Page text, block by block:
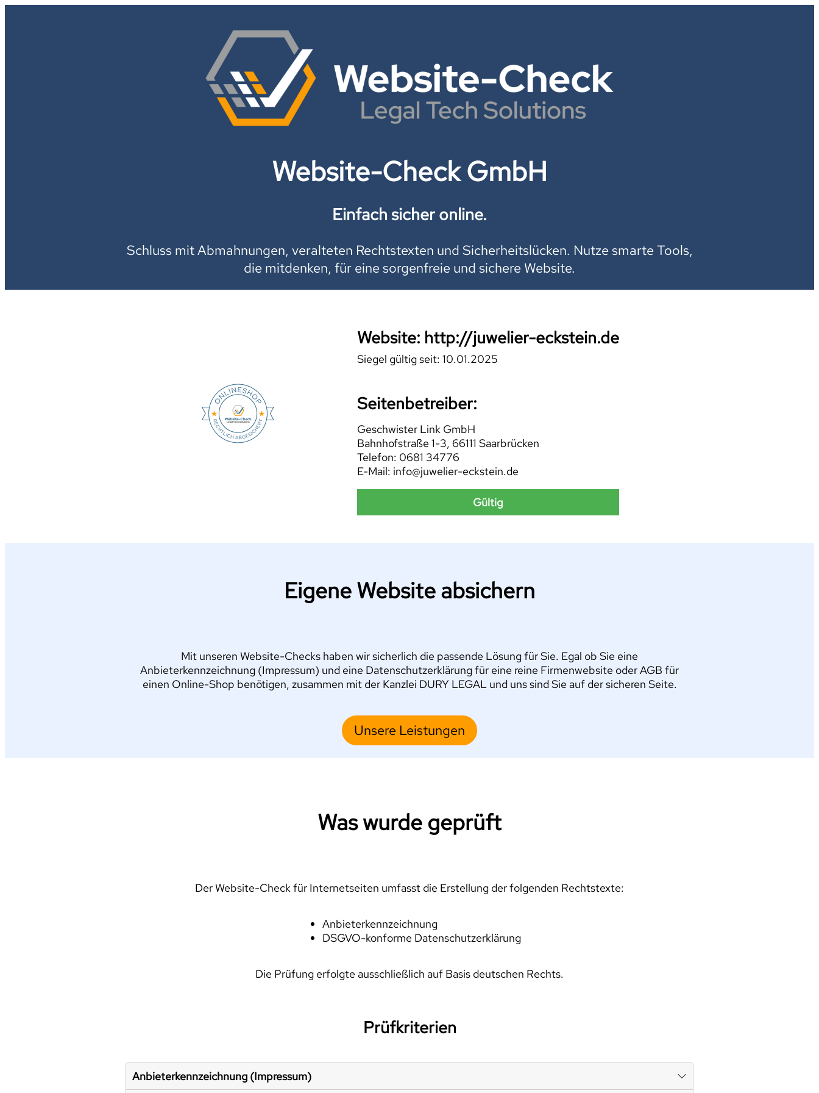
Website-Check GmbH
Einfach sicher online.
Schluss mit Abmahnungen, veralteten Rechtstexten und Sicherheitslücken. Nutze smarte Tools,
die mitdenken, für eine sorgenfreie und sichere Website.
Website: http://juwelier-eckstein.de
Siegel gültig seit: 10.01.2025
Seitenbetreiber:
Geschwister Link GmbH
Bahnhofstraße 1-3, 66111 Saarbrücken
Telefon: 0681 34776
E-Mail: info@juwelier-eckstein.de
Gültig
Eigene Website absichern
Mit unseren Website-Checks haben wir sicherlich die passende Lösung für Sie. Egal ob Sie eine
Anbieterkennzeichnung (Impressum) und eine Datenschutzerklärung für eine reine Firmenwebsite oder AGB für
einen Online-Shop benötigen, zusammen mit der Kanzlei DURY LEGAL und uns sind Sie auf der sicheren Seite.
Unsere Leistungen
Was wurde geprüft
Der Website-Check für Internetseiten umfasst die Erstellung der folgenden Rechtstexte:
Anbieterkennzeichnung
DSGVO-konforme Datenschutzerklärung
Die Prüfung erfolgte ausschließlich auf Basis deutschen Rechts.
Prüfkriterien
Anbieterkennzeichnung (Impressum)